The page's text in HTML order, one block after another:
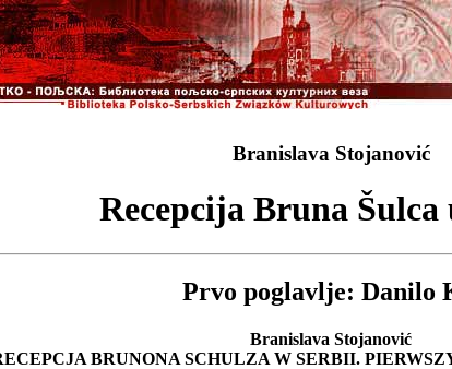
Branislava Stojanović
Recepcija Bruna
Prvo poglavlje: Danilo
Branislava Stojanović
BRUNONA SCHULZA W SERBII.